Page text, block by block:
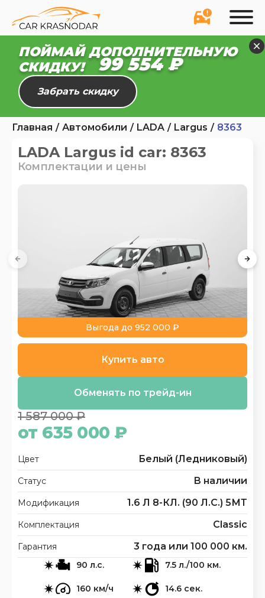
ПОЙМАЙ ДОПОЛНИТЕЛЬНУЮ
СКИДКУ!
99 499 ₽
Забрать скидку
Главная Автомобили LADA Largus 8363
LADA Largus id car: 8363
Комплектации и цены
1 587 000 ₽
от 635 000 ₽
Выгода до 952 000 ₽
90 л.с. 7.5 л./100 км.
160 км/ч 14.6 сек.
Цвет Белый (Ледниковый)
Статус В наличии
Модификация 1.6 Л 8-КЛ. (90 Л.С.) 5МТ
Комплектация Classic
Гарантия 3 года или 100 000 км.
Купить авто
Обменять по трейд-ин